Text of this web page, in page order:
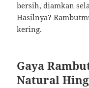
bersih, diamkan
Hasilnya?
kering.
Gaya
Natural